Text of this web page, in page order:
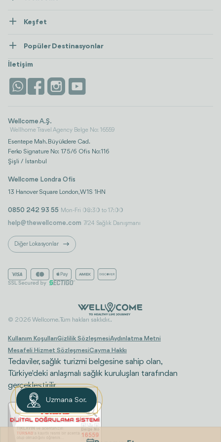
İletişim
Keşfet
Wellness
Konaklama
Life Platform
Popüler Destinasyonlar
Tümünü Gör
İstanbul
İletişim
Wellcome A.Ş.
Wellhome Travel Agency Belge No: 16559
Esentepe Mah. Büyükdere Cad.
Ferko Signature No: 175/6 Ofis No:116
Şişli / İstanbul
Wellcome Londra Ofis
13 Hanover Square London, W1S 1HN
0850 242 93 55 Mon-Fri 08:30 to 17:00
help@thewellcome.com 7/24 Sağlık Danışmanı
Diğer Lokasyonlar
© 2026 Wellcome. Tüm hakları saklıdır..
Kullanım KoşullarıGizlilik SözleşmesiAydınlatma Metni
Mesafeli Hizmet SözleşmesiCayma Hakkı
Tedaviler, sağlık turizmi belgesine sahip olan,
Türkiye'deki anlaşmalı sağlık kuruluşları tarafından
gerçekleştirilir.
Uzmana Sor.